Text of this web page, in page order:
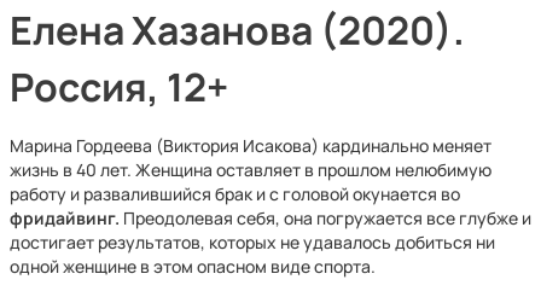
Елена Хазанова (2020).
Россия, 12+
Марина Гордеева (Виктория Исакова) кардинально меняет
жизнь в 40 лет. Женщина оставляет в прошлом нелюбимую
работу и развалившийся брак и с головой окунается во
фридайвинг. Преодолевая себя, она погружается все глубже и
достигает результатов, которых не удавалось добиться ни
одной женщине в этом опасном виде спорта.